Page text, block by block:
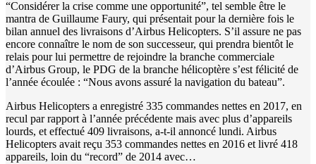
“Considérer la crise comme une opportunité”, tel semble être le
mantra de Guillaume Faury, qui présentait pour la dernière fois le
bilan annuel des livraisons d’Airbus Helicopters. S’il assure ne pas
encore connaître le nom de son successeur, qui prendra bientôt le
relais pour lui permettre de rejoindre la branche commerciale
d’Airbus Group, le PDG de la branche hélicoptère s’est félicité de
l’année écoulée : “Nous avons assuré la navigation du bateau”.
Airbus Helicopters a enregistré 335 commandes nettes en 2017, en
recul par rapport à l’année précédente mais avec plus d’appareils
lourds, et effectué 409 livraisons, a-t-il annoncé lundi. Airbus
Helicopters avait reçu 353 commandes nettes en 2016 et livré 418
appareils, loin du “record” de 2014 avec…